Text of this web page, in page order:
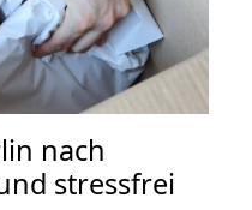
nach
stressfrei